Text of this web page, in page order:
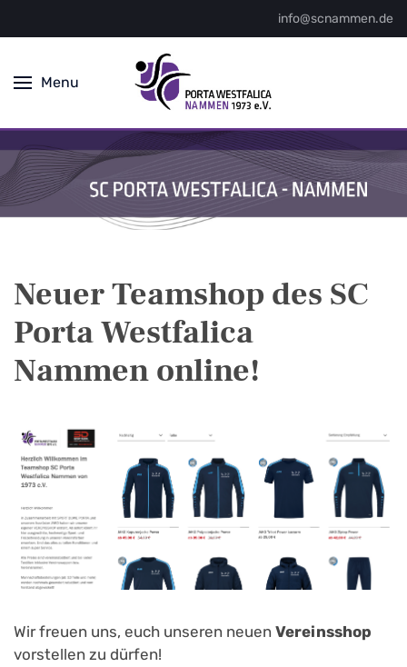
info@scnammen.de
Menu
Neuer Teamshop des SC
Porta Westfalica
Nammen online!
Wir freuen uns, euch unseren neuen Vereinsshop
vorstellen zu dürfen!